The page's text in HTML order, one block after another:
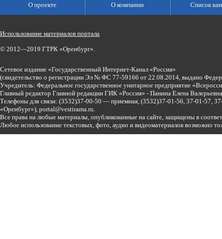
О проекте О компании Список
Использование материалов портала
© 2012—2019 ГТРК «Оренбург».
Сетевое издание «Государственный Интернет-Канал «Россия»
(свидетельство о регистрации Эл № ФС 77-59166 от 22.08.2014, выдано
Учредитель: Федеральное государственное унитарное предприятие
Главный редактор Главной редакции ГИК «Россия» - Панина Елена
Телефоны для связи: (3532)37-00-50 — приемная, (3532)37-01-56, 37-01-57,
«Оренбург»), portal@vestirama.ru.
Все права на любые материалы, опубликованные на сайте, защищены в
Любое использование текстовых, фото, аудио и видеоматериалов возможно